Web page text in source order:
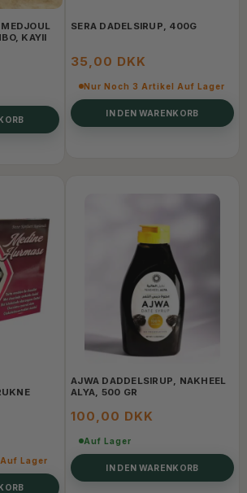
KAYII
SERA DADELSIRUP, 400G
35,00 DKK
Nur Noch 3 Artikel Auf Lager
IN DEN WARENKORB
Lager
AJWA DADDELSIRUP, NAKHEEL
ALYA, 500 GR
100,00 DKK
Auf Lager
IN DEN WARENKORB